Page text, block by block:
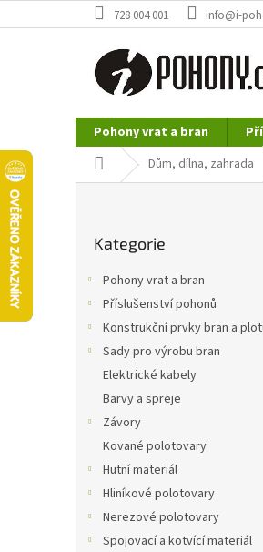
na
728 004 001 info@i-
Pohony vrat a bran
Nerezové polotovary
Domů Dům, dílna, zahrada
kategorie
Kategorie
Pohony vrat a bran
Příslušenství pohonů
Konstrukční prvky bran a
Sady pro výrobu bran
Elektrické kabely
Barvy a spreje
Závory
Kované polotovary
Hutní materiál
Hliníkové polotovary
Nerezové polotovary
Spojovací a kotvící materiál